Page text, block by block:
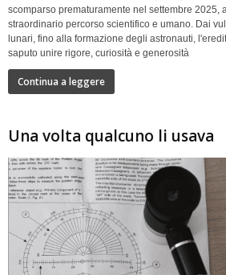
scomparso prematuramente nel settembre 2025,
straordinario percorso scientifico e umano. Dai
lunari, fino alla formazione degli astronauti,
saputo unire rigore, curiosità e generosità
Continua a leggere
Una volta qualcuno li usava